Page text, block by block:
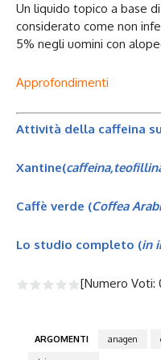
Un liquido topico a base
considerato come non
5% negli uomini con
Approfondimenti
Attività della caffeina
Xantine(
Caffè verde (Coffea
Lo studio completo (in
[Numero Voti:
ARGOMENTI anagen